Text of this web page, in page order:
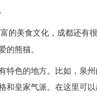
的美食文化，成都还有
熊猫。
色的地方。比如，泉
皇家气派。在这里可以